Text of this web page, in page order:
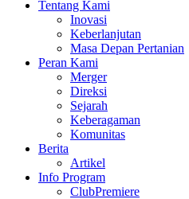
Tentang Kami
Inovasi
Keberlanjutan
Masa Depan Pertanian
Peran Kami
Merger
Direksi
Sejarah
Keberagaman
Komunitas
Berita
Artikel
Info Program
ClubPremiere